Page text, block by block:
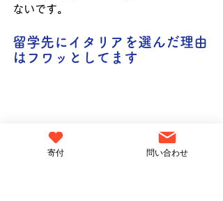
ないです。
留学先にイタリアを選んだ理由
はフワッとしてます
寄付 問い合わせ